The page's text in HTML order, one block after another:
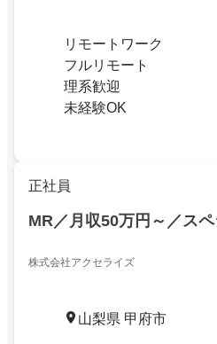
リモートワーク
フルリモート
理系歓迎
未経験OK
正社員
MR／月収50万円～／ス
株式会社アクセライズ
山梨県 甲府市